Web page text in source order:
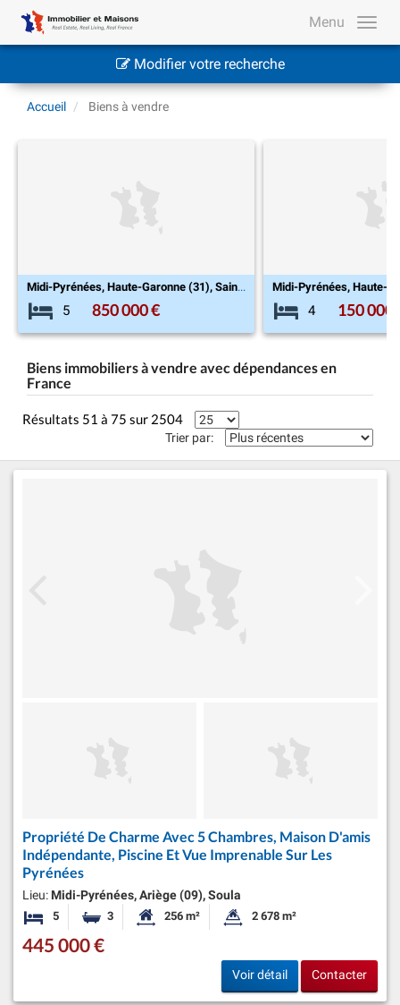
Menu
Modifier votre recherche
Accueil Biens à vendre
Midi-Pyrénées, Haute-Garonne (31), Saint-Élix-le-Château Midi-Pyrénées, Haute-Garonne (31), L'Isle-en-Dodon
4 150 000 € 6
Biens immobiliers à vendre avec dépendances en
France
Résultats 51 à 75 sur 2504
Trier par:
Propriété De Charme Avec 5 Chambres, Maison D'amis
Indépendante, Piscine Et Vue Imprenable Sur Les
Pyrénées
Lieu: Midi-Pyrénées, Ariège (09), Soula
5 Chambres
3 Salles de bainsSurface habitable:
256 m² Superficie du terrain:
2 678 m²
445 000 €
Voir détail Contacter